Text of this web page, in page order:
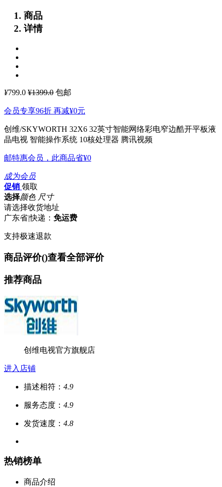
商品
详情
¥799.0 ¥1399.0 包邮
会员专享96折 再减¥0元
创维/SKYWORTH 32X6 32英寸智能网络彩电窄边酷开平板液
晶电视 智能操作系统 10核处理器 腾讯视频
邮特惠会员，此商品省¥0
成为会员
促销 领取
选择颜色 尺寸
请选择收货地址
广东省|快递： 免运费
支持极速退款
商品评价()查看全部评价
推荐商品
创维电视官方旗舰店
进入店铺
描述相符： 4.9
服务态度： 4.9
发货速度： 4.8
热销榜单
商品介绍